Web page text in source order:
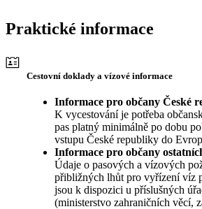
Praktické informace
Cestovní doklady a vízové informace
Informace pro občany České
K vycestování je potřeba
pas platný minimálně po dobu
vstupu České republiky do
Informace pro občany
Údaje o pasových a vízových
přibližných lhůt pro vyřízení víz
jsou k dispozici u příslušných
(ministerstvo zahraničních věcí,